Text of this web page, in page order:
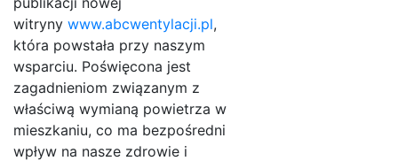
witryny www.abcwentylacji.pl,
która powstała przy naszym
wsparciu. Poświęcona jest
zagadnieniom związanym z
właściwą wymianą powietrza w
mieszkaniu, co ma bezpośredni
wpływ na nasze zdrowie i